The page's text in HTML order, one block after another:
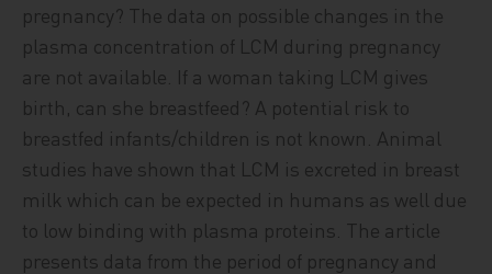
pregnancy? The data on possible changes in the
plasma concentration of LCM during pregnancy
are not available. If a woman taking LCM gives
birth, can she breastfeed? A potential risk to
breastfed infants/children is not known. Animal
studies have shown that LCM is excreted in breast
milk which can be expected in humans as well due
to low binding with plasma proteins. The article
presents data from the period of pregnancy and